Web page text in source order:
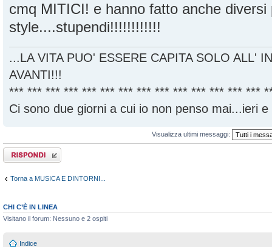
cmq MITICI! e hanno fatto anche diversi
style....stupendi!!!!!!!!!!!!
...LA VITA PUO' ESSERE CAPITA SOLO ALL'
AVANTI!!!
*** *** *** *** *** *** *** *** *** *** *** *** *** ***
Ci sono due giorni a cui io non penso mai...ieri
Visualizza ultimi messaggi:
Rispondi al
messaggio
Torna a MUSICA E DINTORNI...
CHI C’È IN LINEA
Visitano il forum: Nessuno e 2 ospiti
Indice